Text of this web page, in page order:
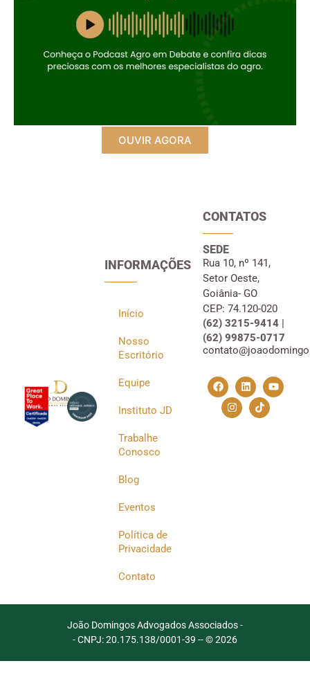
OUVIR AGORA
INFORMAÇÕES
Início
Nosso
Escritório
Equipe
Instituto JD
Trabalhe
Conosco
Blog
Eventos
Política de
Privacidade
Contato
CONTATOS
SEDE
Rua 10, nº 141,
Setor Oeste,
Goiânia- GO
CEP: 74.120-020
(62) 3215-9414 |
(62) 99875-0717
João Domingos Advogados Associados -
- CNPJ: 20.175.138/0001-39 -- © 2026